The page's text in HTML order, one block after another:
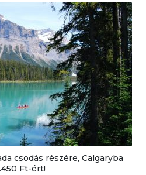
csodás részére, Calgaryba
Ft-ért!